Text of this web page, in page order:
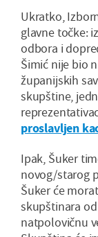
Ukratko,
glavne točke:
odbora i
Šimić nije bio
županijskih
skupštine,
proslavljen
Ipak, Šuker
novog/starog
Šuker će
skupštinara
natpolovičnu